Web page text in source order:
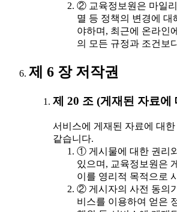
② 교육정보원은 마일
멸 등 정책의 변경에 대
야하며, 최근에 온라인
의 모든 규정과 조건보
제 6 장 저작권
제 20 조 (게재된 자료에
서비스에 게재된 자료에 대
같습니다.
① 게시물에 대한 권리
있으며, 교육정보원은
이를 영리적 목적으로
② 게시자의 사전 동의
비스를 이용하여 얻은